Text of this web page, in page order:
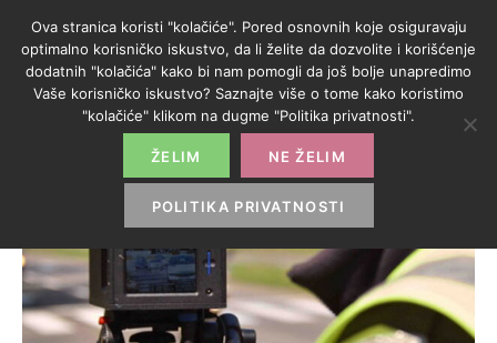
Ova stranica koristi "kolačiće". Pored osnovnih koje osiguravaju
optimalno korisničko iskustvo, da li želite da dozvolite i korišćenje
dodatnih "kolačića" kako bi nam pomogli da još bolje unapredimo
Vaše korisničko iskustvo? Saznajte više o tome kako koristimo
"kolačiće" klikom na dugme "Politika privatnosti".
ŽELIM NE ŽELIM
POLITIKA PRIVATNOSTI